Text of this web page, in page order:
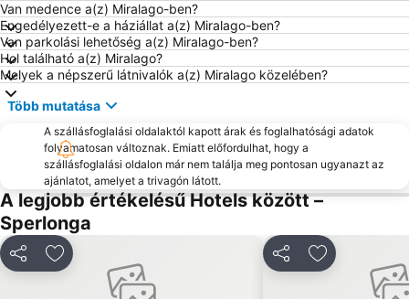
Van medence a(z) Miralago-ben?
Engedélyezett-e a háziállat a(z) Miralago-ben?
Van parkolási lehetőség a(z) Miralago-ben?
Hol található a(z) Miralago?
Melyek a népszerű látnivalók a(z) Miralago közelében?
Több mutatása
A szállásfoglalási oldalaktól kapott árak és foglalhatósági adatok
folyamatosan változnak. Emiatt előfordulhat, hogy a
szállásfoglalási oldalon már nem találja meg pontosan ugyanazt az
ajánlatot, amelyet a trivagón látott.
A legjobb értékelésű Hotels között –
Sperlonga
MegosztásHozzáadás a kedvencekhez MegosztásHozzáadás